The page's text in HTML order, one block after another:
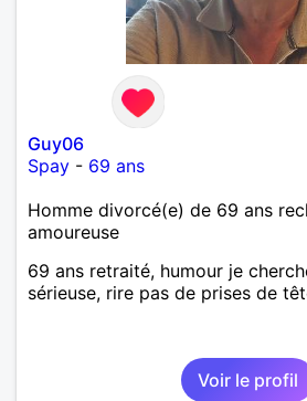
Guy06
Spay - 69 ans
Homme divorcé(e) de 69 ans
amoureuse
69 ans retraité, humour je
sérieuse, rire pas de prises de
Voir le profil